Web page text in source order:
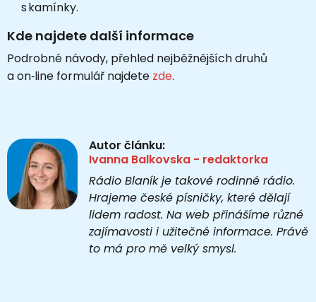
s kamínky.
Kde najdete další informace
Podrobné návody, přehled nejběžnějších druhů
a on‑line formulář najdete zde.
Autor článku:
Ivanna Balkovska - redaktorka
Rádio Blaník je takové rodinné rádio.
Hrajeme české písničky, které dělají
lidem radost. Na web přinášíme různé
zajímavosti i užitečné informace. Právě
to má pro mě velký smysl.